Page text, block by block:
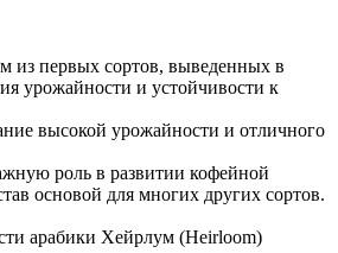
из первых сортов, выведенных в
урожайности и устойчивости к
высокой урожайности и отличного
роль в развитии кофейной
основой для многих других сортов.
арабики Хейрлум (Heirloom)